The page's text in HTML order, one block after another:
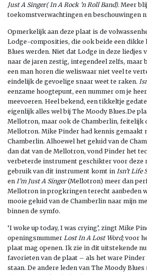
Just A Singer( In A Rock ’n Roll Band). Meer
toekomstverwachtingen en beschouwingen
Opmerkelijk aan deze plaat is de
Lodge-composities, die ook beide een dikke
Blues werden. Niet dat Lodge in deze liedjes
naar de jaren zestig, integendeel zelfs, maar
een man horen die weliswaar niet veel te
eindelijk de gevoelige snaar weet te raken.
eenzame hoogtepunt, een nummer om je
meevoeren. Heel bekend, een tikkeltje
eigenlijk alles wel bij The Moody Blues.De
Mellotron, maar ook de Chamberlin, feitelijk
Mellotron. Mike Pinder had kennis gemaakt
Chamberlin. Alhoewel het geluid van de
dan dat van de Mellotron, vond Pinder het
verbeterde instrument geschikter voor deze
gebruik van dit instrument komt in Isn’t Life
en I’m Just A Singer(Mellotron) meer dan
Mellotron in progkringen terecht aanbeden
mooie geluid van de Chamberlin naar mijn
binnen de symfo.
‘I woke up today, I was crying’, zingt Mike
openingsnummer Lost In A Lost Word;voor
plaat mag openen. Ik zie in dit uitstekende
favorieten van de plaat – als het ware Pinder
staan. De andere leden van The Moody